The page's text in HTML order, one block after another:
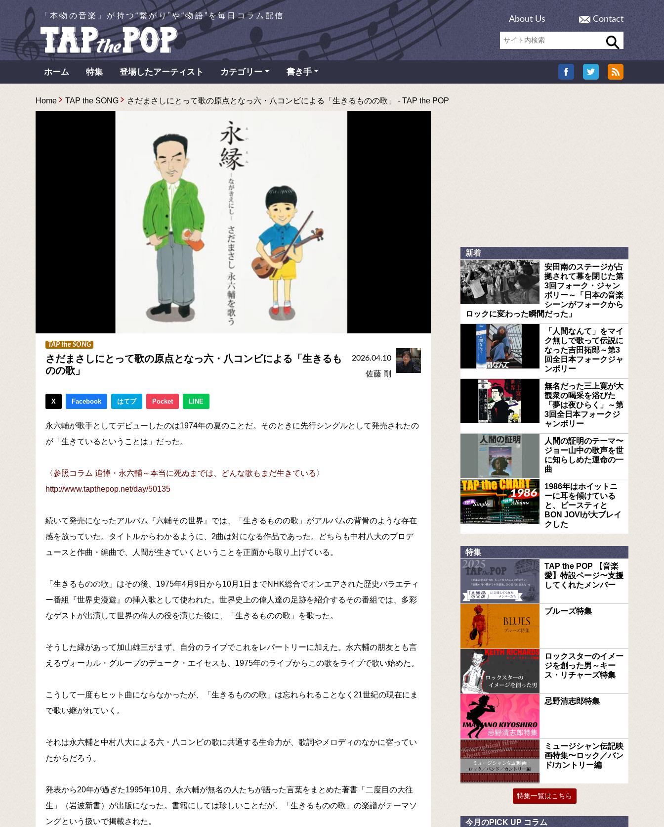
「本物の音楽」が持つ“繋がり”や“物語”を毎日コラム配信 About Us Contact
ホーム 特集 登場したアーティスト カテゴリー 書き手
Home TAP the SONG さだまさしにとって歌の原点となっ六・八コンビによる「生きるものの歌」 - TAP the POP
TAP the SONG
さだまさしにとって歌の原点となっ六・八コンビによる「生きるも
のの歌」
2026.04.10
佐藤 剛
X Facebook はてブ Pocket LINE
永六輔が歌手としてデビューしたのは1974年の夏のことだ。そのときに先行シングルとして発売されたの
が「生きているということは」だった。
〈参照コラム 追悼・永六輔～本当に死ぬまでは、どんな歌もまだ生きている〉
http://www.tapthepop.net/day/50135
続いて発売になったアルバム『六輔その世界』では、「生きるものの歌」がアルバムの背骨のような存在
感を放っていた。タイトルからわかるように、2曲は対になる作品であった。どちらも中村八大のプロデ
ュースと作曲・編曲で、人間が生きていくということを正面から取り上げている。
「生きるものの歌」はその後、1975年4月9日から10月1日までNHK総合でオンエアされた歴史バラエティ
ー番組『世界史漫遊』の挿入歌として使われた。世界史上の偉人達の足跡を紹介するその番組では、多彩
なゲストが出演して世界の偉人の役を演じた後に、「生きるものの歌」を歌った。
そうした縁があって加山雄三がまず、自分のライブでこれをレパートリーに加えた。永六輔の朋友とも言
えるヴォーカル・グループのデューク・エイセスも、1975年のライブからこの歌をライブで歌い始めた。
こうして一度もヒット曲にならなかったが、「生きるものの歌」は忘れられることなく21世紀の現在にま
で歌い継がれていく。
それは永六輔と中村八大による六・八コンビの歌に共通する生命力が、歌詞やメロディのなかに宿ってい
たからだろう。
発表から20年が過ぎた1995年10月、永六輔が無名の人たちが語った言葉をまとめた著書「二度目の大往
生」（岩波新書）が出版になった。書籍にしては珍しいことだが、「生きるものの歌」の楽譜がテーマソ
ングという扱いで掲載された。
新着
安田南のステージが占
拠されて幕を閉じた第
3回フォーク・ジャン
ボリー～「日本の音楽
シーンがフォークから
ロックに変わった瞬間だった」
「人間なんて」をマイ
ク無しで歌って伝説に
なった吉田拓郎～第3
回全日本フォークジャ
ンボリー
無名だった三上寛が大
観衆の喝采を浴びた
「夢は夜ひらく」～第
3回全日本フォークジ
ャンボリー
人間の証明のテーマ〜
ジョー山中の歌声を世
に知らしめた運命の一
曲
1986年はホイットニ
ーに耳を傾けている
と、ビースティと
BON JOVIが大ブレイ
クした
特集
TAP the POP 【音楽
愛】特設ページ〜支援
してくれたメンバー
ブルーズ特集
ロックスターのイメー
ジを創った男～キー
ス・リチャーズ特集
忌野清志郎特集
ミュージシャン伝記映
画特集〜ロック／バン
ド/カントリー編
特集一覧はこちら
今月のPICK UP コラム